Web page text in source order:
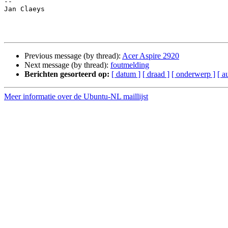
Jan Claeys
Previous message (by thread): Acer Aspire 2920
Next message (by thread): foutmelding
Berichten gesorteerd op: [ datum ] [ draad ] [ onderwerp ] [
Meer informatie over de Ubuntu-NL maillijst